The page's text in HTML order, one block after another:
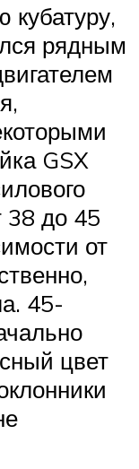
рядным
GSX
38 до 45
от
45-
цвет